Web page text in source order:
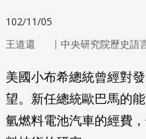
102/11/05
王道還 ｜ 中央研究院歷史語
美國小布希總統曾經對
望。新任總統歐巴馬的
氫燃料電池汽車的經費